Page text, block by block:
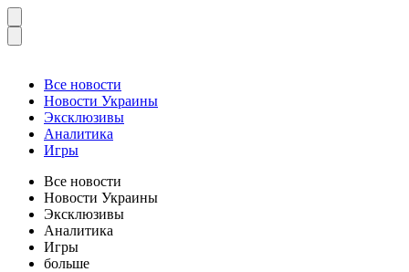
Все новости
Новости Украины
Эксклюзивы
Аналитика
Игры
Все новости
Новости Украины
Эксклюзивы
Аналитика
Игры
больше